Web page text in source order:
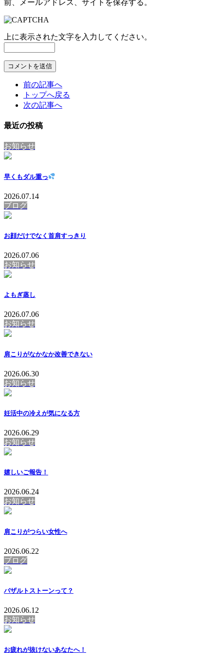
前、メールアドレス、サイトを保存する。
上に表示された文字を入力してください。
前の記事へ
トップへ戻る
次の記事へ
最近の投稿
お知らせ
早くもダル重っ
2026.07.14
ブログ
お顔だけでなく首肩すっきり
2026.07.06
お知らせ
よもぎ蒸し
2026.07.06
お知らせ
肩こりがなかなか改善できない
2026.06.30
お知らせ
妊活中の冷えが気になる方
2026.06.29
お知らせ
嬉しいご報告！
2026.06.24
お知らせ
肩こりがつらい女性へ
2026.06.22
ブログ
バザルトストーンって？
2026.06.12
お知らせ
お疲れが抜けないあなたへ！